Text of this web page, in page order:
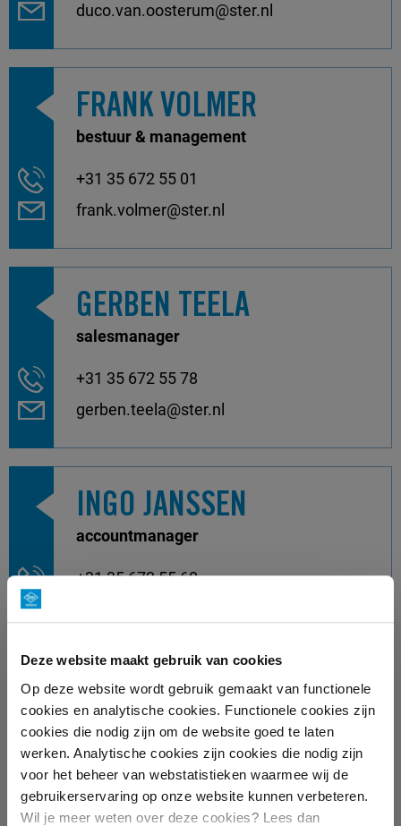
Deze website maakt gebruik van cookies
Op deze website wordt gebruik gemaakt van functionele
cookies en analytische cookies. Functionele cookies zijn
cookies die nodig zijn om de website goed te laten
werken. Analytische cookies zijn cookies die nodig zijn
voor het beheer van webstatistieken waarmee wij de
gebruikerservaring op onze website kunnen verbeteren.
Wil je meer weten over deze cookies? Lees dan
duco.van.oosterum@ster.nl
FRANK VOLMER
bestuur & management
+31 35 672 55 01
frank.volmer@ster.nl
GERBEN TEELA
salesmanager
+31 35 672 55 78
gerben.teela@ster.nl
INGO JANSSEN
accountmanager
+31 35 672 55 60
JORT VERWER
accountmanager
+31 35 672 55 00
jort.verwer@ster.nl